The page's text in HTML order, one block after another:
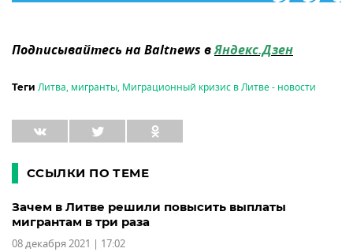
Подписывайтесь на Baltnews вЯндекс.Дзен
Теги Литва, мигранты, Миграционный кризис в Литве - новости
ССЫЛКИ ПО ТЕМЕ
Зачем в Литве решили повысить выплаты
мигрантам в три раза
08 декабря 2021 | 17:02